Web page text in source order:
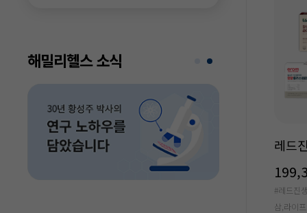
해밀리헬스 소식
레드
#레드진
삼,라이